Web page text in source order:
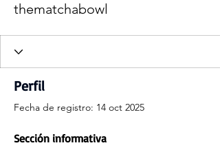
thematchabowl
Perfil
Fecha de registro: 14 oct 2025
Sección informativa